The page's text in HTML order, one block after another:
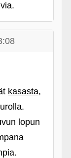
kasasta,
lopun